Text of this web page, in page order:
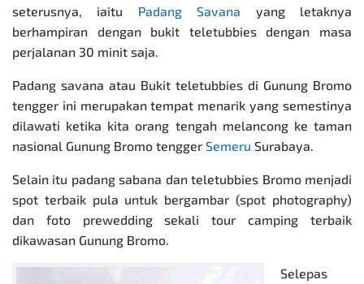
seterusnya, iaitu
Padang Savana
yang letaknya
berhampiran dengan bukit teletubbies dengan masa
perjalanan 30 minit saja.
Padang savana atau Bukit teletubbies di Gunung Bromo
tengger ini merupakan tempat menarik yang semestinya
dilawati ketika kita orang tengah melancong ke taman
nasional Gunung Bromo tengger Semeru Surabaya.
Selain itu padang sabana dan teletubbies Bromo menjadi
spot terbaik pula untuk bergambar (spot photography)
dan foto prewedding sekali tour camping terbaik
dikawasan Gunung Bromo.
Selepas